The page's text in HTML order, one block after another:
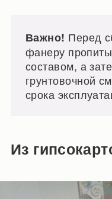
Важно! Перед
фанеру
составом, а
грунтовочной
срока
Из